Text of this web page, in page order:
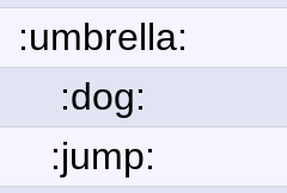
:umbrella:
:dog:
:jump: